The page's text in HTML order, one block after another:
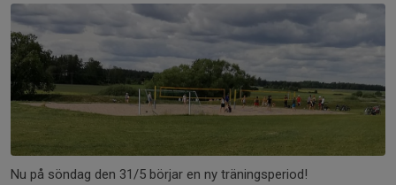
Nu på söndag den 31/5 börjar en ny träningsperiod!